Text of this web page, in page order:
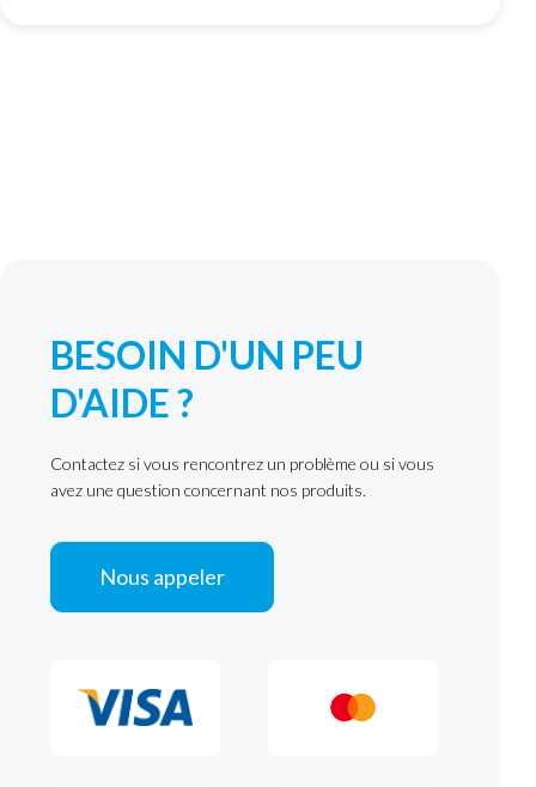
BESOIN D'UN PEU
D'AIDE ?
Contactez si vous rencontrez un problème ou si vous
avez une question concernant nos produits.
Nous appeler